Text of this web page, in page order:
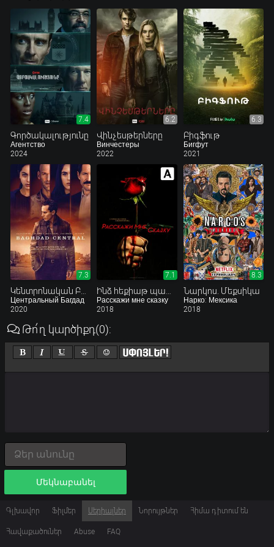
7.4
Գործակալությունը
Агентство
2024
6.2
Վինչեսթերները
Винчестеры
2022
6.3
Բիգֆութ
Бигфут
2021
7.3
Центральный Багдад
2020
7.1
Расскажи мне сказку
2018
8.3
Նարկոս. Մեքսիկա
Нарко: Мексика
2018
Թո՛ղ կարծիքդ(0):
Մեկնաբանել
Գլխավոր Ֆիլմեր Սերիալներ Նորույթներ Հիմա դիտում են
Հավաքածուներ Abuse FAQ